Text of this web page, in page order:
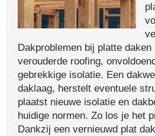
Dakproblemen bij platte
verouderde roofing,
gebrekkige isolatie. Een
daklaag, herstelt eventuele
plaatst nieuwe isolatie en
huidige normen. Zo los je het
Dankzij een vernieuwd plat